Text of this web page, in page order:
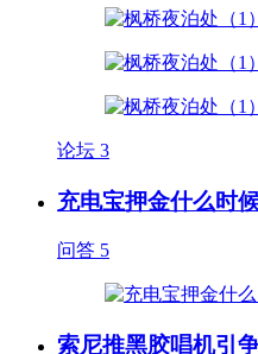
论坛 3
充电宝押金什么时
问答 5
索尼推黑胶唱机引